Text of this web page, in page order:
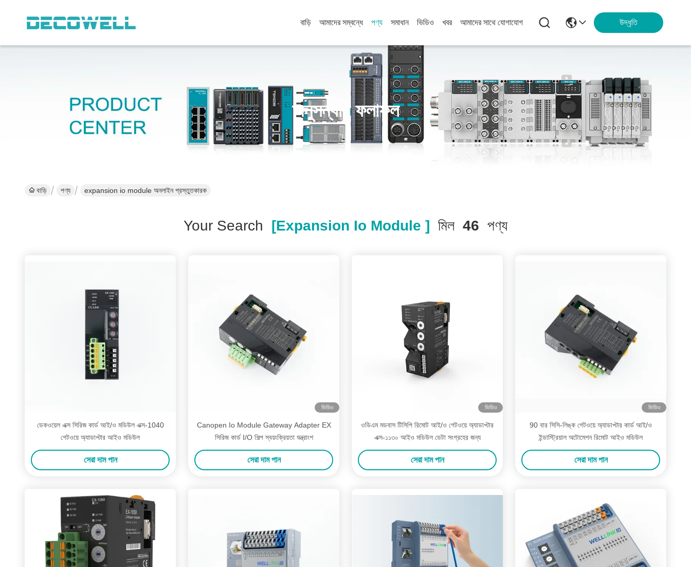
বাড়ি আমাদের সম্বন্ধে পণ্য সমাধান ভিডিও খবর আমাদের সাথে যোগাযোগ উদ্ধৃতি
অনুসন্ধান ফলাফল
বাড়ি পণ্য expansion io module অনলাইন প্রস্তুতকারক
Your Search [expansion Io Module ] মিল 46 পণ্য
ডেকওয়েল এক্স সিরিজ কার্ড আই/ও মডিউল এক্স-1040
গেটওয়ে অ্যাডাপ্টার আইও মডিউল
সেরা দাম পান
ভিডিও
Canopen Io Module Gateway Adapter EX
সিরিজ কার্ড I/O শিল্প স্বয়ংক্রিয়তা যন্ত্রাংশ
সেরা দাম পান
ভিডিও
ওডিএম মডবাস টিসিপি রিমোট আই/ও গেটওয়ে অ্যাডাপ্টার
এক্স-১১৩০ আইও মডিউল ডেটা সংগ্রহের জন্য
সেরা দাম পান
ভিডিও
90 বার সিসি-লিঙ্ক গেটওয়ে অ্যাডাপ্টার কার্ড আই/ও
ইন্ডাস্ট্রিয়াল অটোমেশন রিমোট আইও মডিউল
সেরা দাম পান